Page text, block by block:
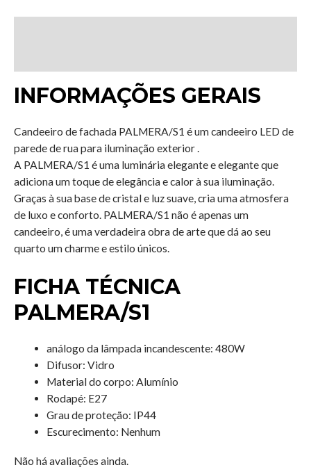
INFORMAÇÕES GERAIS
Candeeiro de fachada PALMERA/S1 é um candeeiro LED de
parede de rua para iluminação exterior .
A PALMERA/S1 é uma luminária elegante e elegante que
adiciona um toque de elegância e calor à sua iluminação.
Graças à sua base de cristal e luz suave, cria uma atmosfera
de luxo e conforto. PALMERA/S1 não é apenas um
candeeiro, é uma verdadeira obra de arte que dá ao seu
quarto um charme e estilo únicos.
FICHA TÉCNICA
PALMERA/S1
análogo da lâmpada incandescente: 480W
Difusor: Vidro
Material do corpo: Alumínio
Rodapé: E27
Grau de proteção: IP44
Escurecimento: Nenhum
Não há avaliações ainda.